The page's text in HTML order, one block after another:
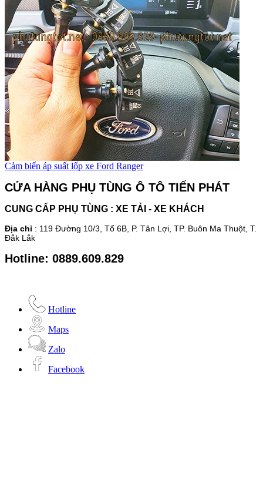
Cảm biến áp suất lốp xe Ford Ranger
CỬA HÀNG PHỤ TÙNG Ô TÔ TIẾN PHÁT
CUNG CẤP PHỤ TÙNG : XE TẢI - XE KHÁCH
Địa chỉ : 119 Đường 10/3, Tổ 6B , P. Tân Lợi, TP. Buôn Ma Thuột, T.
Đắk Lắk
Hotline: 0889.609.829
Hotline
Maps
Zalo
Facebook